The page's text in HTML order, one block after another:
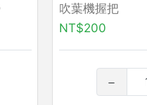
吹葉機握把
NT$200